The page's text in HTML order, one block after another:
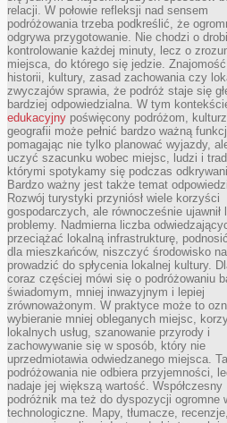
relacji. W połowie refleksji nad sensem
podróżowania trzeba podkreślić, że
odgrywa przygotowanie. Nie chodzi o
kontrolowanie każdej minuty, lecz o
miejsca, do którego się jedzie.
historii, kultury, zasad zachowania czy
zwyczajów sprawia, że podróż staje się
bardziej odpowiedzialna. W tym
edukacyjny poświęcony podróżom,
geografii może pełnić bardzo ważną
pomagając nie tylko planować wyjazdy,
uczyć szacunku wobec miejsc, ludzi i
którymi spotykamy się podczas
Bardzo ważny jest także temat
Rozwój turystyki przyniósł wiele korzyści
gospodarczych, ale równocześnie ujawnił
problemy. Nadmierna liczba
przeciążać lokalną infrastrukturę,
dla mieszkańców, niszczyć środowisko
prowadzić do spłycenia lokalnej kultury.
coraz częściej mówi się o podróżowaniu
świadomym, mniej inwazyjnym i lepiej
zrównoważonym. W praktyce może to
wybieranie mniej obleganych miejsc,
lokalnych usług, szanowanie przyrody i
zachowywanie się w sposób, który nie
uprzedmiotawia odwiedzanego miejsca.
podróżowania nie odbiera przyjemności,
nadaje jej większą wartość. Współczesny
podróżnik ma też do dyspozycji ogromne
technologiczne. Mapy, tłumacze, recenzje,